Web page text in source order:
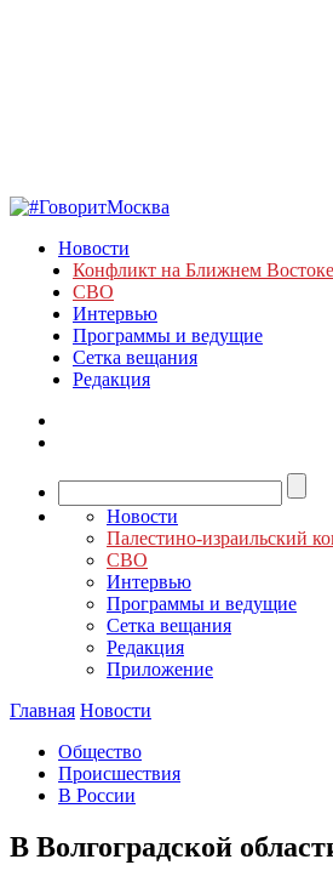
Новости
Конфликт на Ближнем Востоке
СВО
Интервью
Программы и ведущие
Сетка вещания
Редакция
Новости
Палестино-израильский
СВО
Интервью
Программы и ведущие
Сетка вещания
Редакция
Приложение
Главная Новости
Общество
Происшествия
В России
В Волгоградской